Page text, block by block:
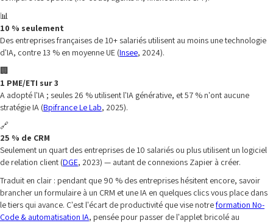
📊
10 % seulement
Des entreprises françaises de 10+ salariés utilisent au moins une technologie
d'IA, contre 13 % en moyenne UE (Insee, 2024).
🏢
1 PME/ETI sur 3
A adopté l'IA ; seules 26 % utilisent l'IA générative, et 57 % n'ont aucune
stratégie IA (Bpifrance Le Lab, 2025).
🔗
25 % de CRM
Seulement un quart des entreprises de 10 salariés ou plus utilisent un logiciel
de relation client (DGE, 2023) — autant de connexions Zapier à créer.
Traduit en clair : pendant que 90 % des entreprises hésitent encore, savoir
brancher un formulaire à un CRM et une IA en quelques clics vous place dans
le tiers qui avance. C'est l'écart de productivité que vise notreformation No-
Code & automatisation IA, pensée pour passer de l'applet bricolé au